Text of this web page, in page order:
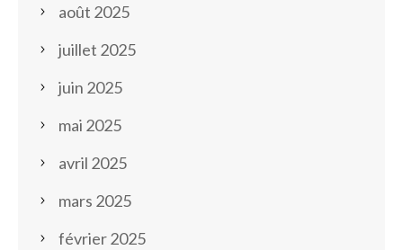
août 2025
juillet 2025
juin 2025
mai 2025
avril 2025
mars 2025
février 2025